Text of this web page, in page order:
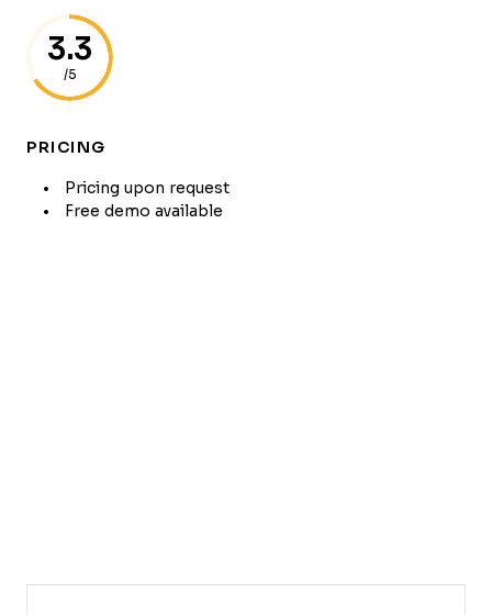
3.3
/5
PRICING
Pricing upon request
Free demo available